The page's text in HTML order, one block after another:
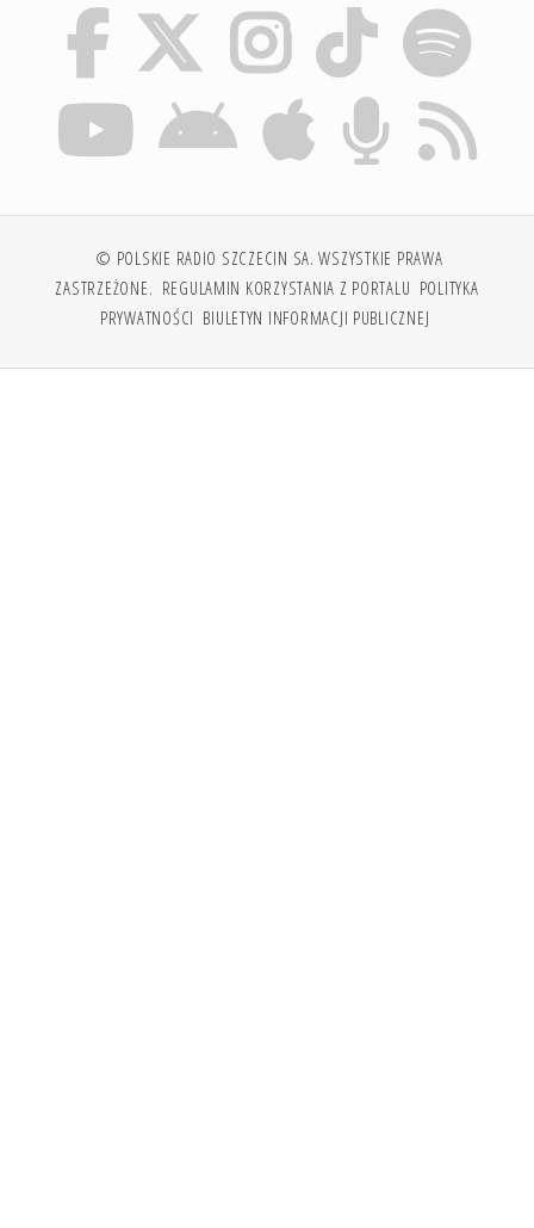
© POLSKIE RADIO SZCZECIN SA. WSZYSTKIE PRAWA
ZASTRZEŻONE. REGULAMIN KORZYSTANIA Z PORTALU POLITYKA
PRYWATNOŚCI BIULETYN INFORMACJI PUBLICZNEJ